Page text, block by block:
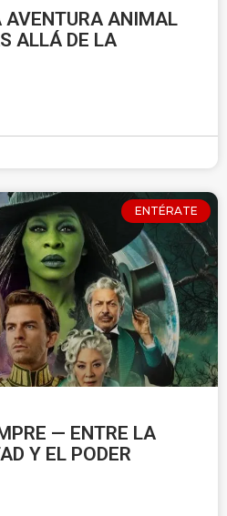
AVENTURA ANIMAL
ALLÁ DE LA
ENTÉRATE
— ENTRE LA
Y EL PODER